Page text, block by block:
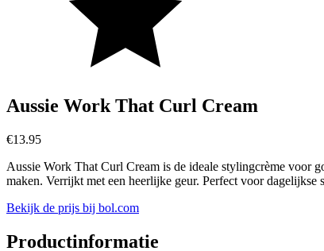
Aussie Work That Curl Cream
€13.95
Aussie Work That Curl Cream is de ideale stylingcrème voor
maken. Verrijkt met een heerlijke geur. Perfect voor
Bekijk de prijs bij bol.com
Productinformatie